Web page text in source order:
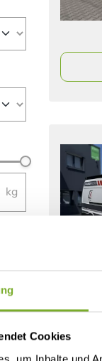
Cookies